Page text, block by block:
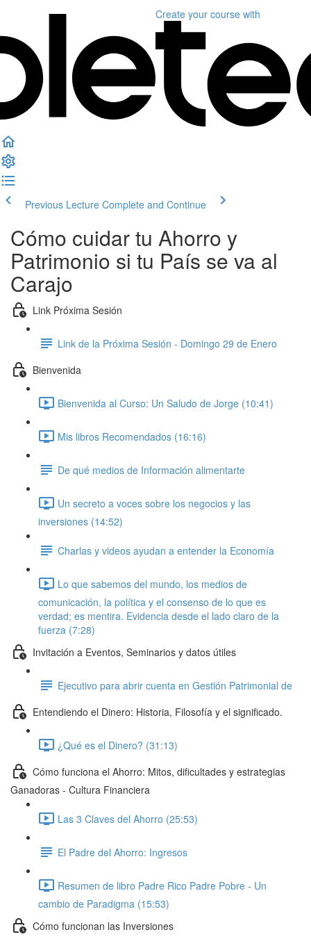
Create your course with
Previous Lecture Complete and Continue
Cómo cuidar tu Ahorro y
Patrimonio si tu País se va al
Carajo
Link Próxima Sesión
Link de la Próxima Sesión - Domingo 29 de Enero
Bienvenida
Bienvenida al Curso: Un Saludo de Jorge (10:41)
Mis libros Recomendados (16:16)
De qué medios de Información alimentarte
Un secreto a voces sobre los negocios y las
inversiones (14:52)
Charlas y videos ayudan a entender la Economía
Lo que sabemos del mundo, los medios de
comunicación, la política y el consenso de lo que es
verdad; es mentira. Evidencia desde el lado claro de la
fuerza (7:28)
Invitación a Eventos, Seminarios y datos útiles
Ejecutivo para abrir cuenta en Gestión Patrimonial de
Entendiendo el Dinero: Historia, Filosofía y el significado.
¿Qué es el Dinero? (31:13)
Cómo funciona el Ahorro: Mitos, dificultades y estrategias
Ganadoras - Cultura Financiera
Las 3 Claves del Ahorro (25:53)
El Padre del Ahorro: Ingresos
Resumen de libro Padre Rico Padre Pobre - Un
cambio de Paradigma (15:53)
Cómo funcionan las Inversiones